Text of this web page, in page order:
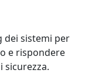
dei sistemi per
e rispondere
sicurezza.